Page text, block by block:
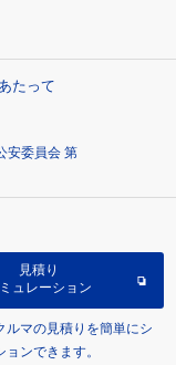
たって
安委員会 第
見積り
ュレーション
ルマの見積りを簡単にシ
ョンできます。